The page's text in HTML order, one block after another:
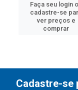
Faça seu login
cadastre-se
ver preços e
comprar
Cadastre-se